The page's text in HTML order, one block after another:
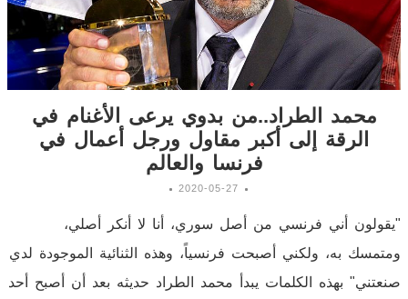
محمد الطراد..من بدوي يرعى الأغنام في
الرقة إلى أكبر مقاول ورجل أعمال في
فرنسا والعالم
2020-05-27
"يقولون أني فرنسي من أصل سوري، أنا لا أنكر أصلي،
ومتمسك به، ولكني أصبحت فرنسياً، وهذه الثنائية الموجودة لدي
صنعتني" بهذه الكلمات يبدأ محمد الطراد حديثه بعد أن أصبح أحد